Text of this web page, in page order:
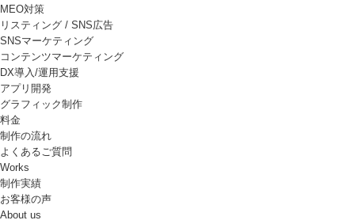
MEO対策
リスティング / SNS広告
SNSマーケティング
コンテンツマーケティング
DX導入/運用支援
アプリ開発
グラフィック制作
料金
制作の流れ
よくあるご質問
Works
制作実績
お客様の声
About us